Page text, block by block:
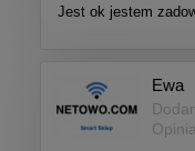
Jest ok jestem
Ewa